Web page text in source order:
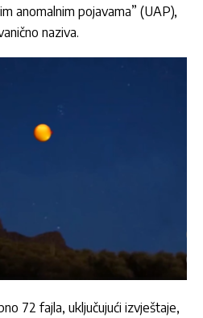
anomalnim pojavama” (UAP),
naziva.
72 fajla, uključujući izvještaje,